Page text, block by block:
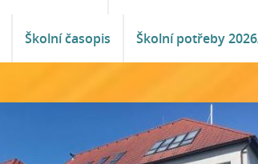
Školní časopis Školní potřeby